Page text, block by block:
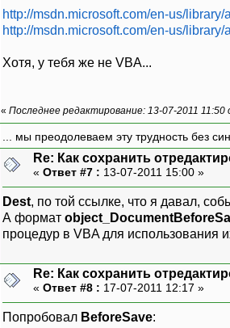
http://msdn.microsoft.com/en-us/
http://msdn.microsoft.com/en-us/
Хотя, у тебя же не VBA...
« Последнее редактирование: 13-07-2011 11:50
... мы преодолеваем эту трудность без
Re: Как сохранить
« Ответ #7 : 13-07-2011 15:00 »
Dest, по той ссылке, что я давал,
А формат
процедур в VBA для использования
Re: Как сохранить
« Ответ #8 : 17-07-2011 12:17 »
Попробовал BeforeSave: